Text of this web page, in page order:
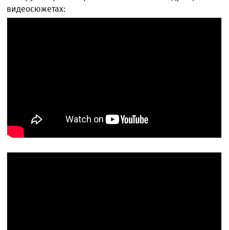
видеосюжетах: